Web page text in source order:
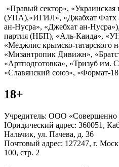
«Правый сектор», «Украинская
(УПА),«ИГИЛ», «Джабхат Фатх
ан-Нусра», «Джебхат ан-
партия (НБП), «Аль-Каида»,
«Меджлис крымско-татарского
«Мизантропик Дивижн»,
«Артподготовка», «Тризуб им.
«Славянский союз», «Формат-
18+
Учредитель: ООО «Совершенно
Юридический адрес: 360051,
Нальчик, ул. Пачева, д. 36
Почтовый адрес: 127247, г.
100, стр. 2